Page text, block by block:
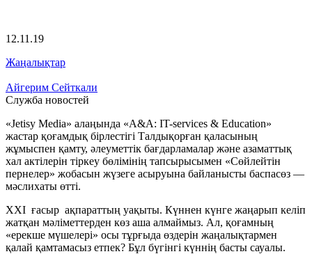
12.11.19
Жаңалықтар
Айгерим Сейткали
Служба новостей
«Jetisy Media» алаңында «A&A: IT-services & Education»
жастар қоғамдық бірлестігі Талдықорған қаласының
жұмыспен қамту, әлеуметтік бағдарламалар және азаматтық
хал актілерін тіркеу бөлімінің тапсырысымен «Сөйлейтін
пернелер» жобасын жүзеге асыруына байланысты баспасөз —
мәслихаты өтті.
XXI ғасыр ақпараттың уақыты. Күннен күнге жаңарып келіп
жатқан мәліметтерден көз аша алмаймыз. Ал, қоғамның
«ерекше мүшелері» осы тұрғыда өздерін жаңалықтармен
қалай қамтамасыз етпек? Бұл бүгінгі күннің басты сауалы.